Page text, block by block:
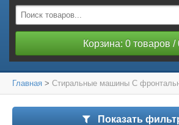
Корзина: 0 товаров /
Главная > Стиральные машины С
Показать